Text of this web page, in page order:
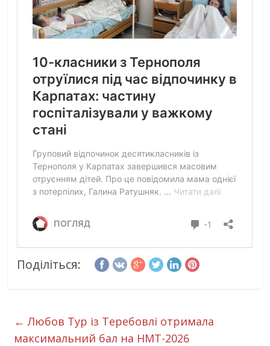
Поділіться:
← Любов Тур із Теребовлі отримала
максимальний бал на НМТ-2026